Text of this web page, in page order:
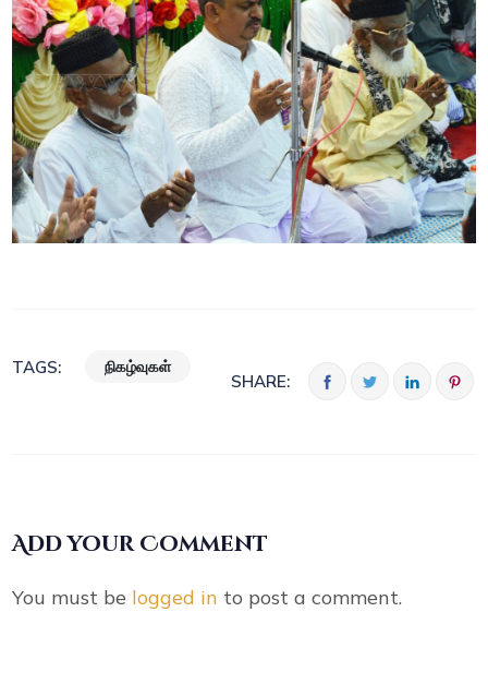
TAGS: நிகழ்வுகள்
SHARE:
Add your Comment
You must be logged in to post a comment.